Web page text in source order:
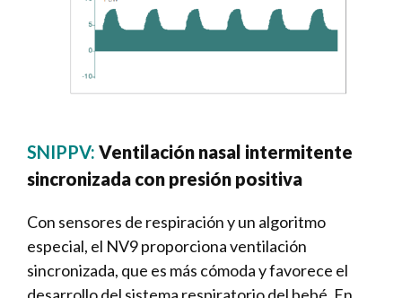
SNIPPV: Ventilación nasal intermitente
sincronizada con presión positiva
Con sensores de respiración y un algoritmo
especial, el NV9 proporciona ventilación
sincronizada, que es más cómoda y favorece el